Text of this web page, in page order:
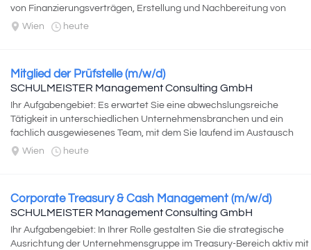
von Finanzierungsverträgen, Erstellung und Nachbereitung von
Projektkalkulationen...
Wien heute
Mitglied der Prüfstelle (m/w/d)
SCHULMEISTER Management Consulting GmbH
Ihr Aufgabengebiet: Es erwartet Sie eine abwechslungsreiche
Tätigkeit in unterschiedlichen Unternehmensbranchen und ein
fachlich ausgewiesenes Team, mit dem Sie laufend im Austausch
stehen. Die Kommunikation mit...
Wien heute
Corporate Treasury & Cash Management (m/w/d)
SCHULMEISTER Management Consulting GmbH
Ihr Aufgabengebiet: In Ihrer Rolle gestalten Sie die strategische
Ausrichtung der Unternehmensgruppe im Treasury-Bereich aktiv mit